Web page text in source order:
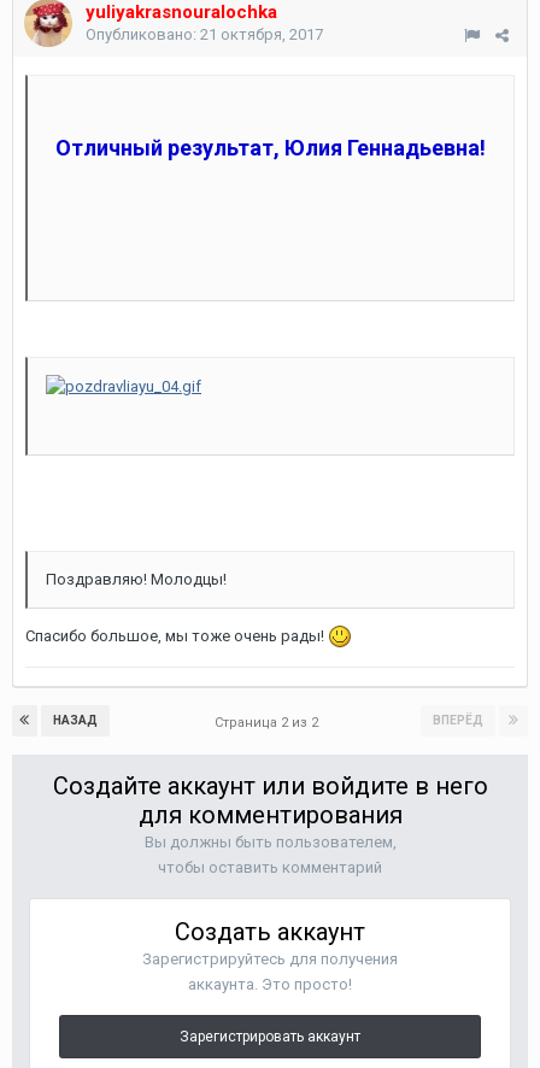
yuliyakrasnouralochka
Опубликовано: 21 октября, 2017
Отличный результат, Юлия Геннадьевна!
Поздравляю! Молодцы!
Спасибо большое, мы тоже очень рады!
НАЗАД ВПЕРЁД
Страница 2 из 2
Создайте аккаунт или войдите в него
для комментирования
Вы должны быть пользователем,
чтобы оставить комментарий
Создать аккаунт
Зарегистрируйтесь для получения
аккаунта. Это просто!
Зарегистрировать аккаунт